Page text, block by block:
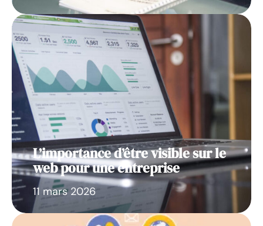
L’importance d’être visible sur le
web pour une entreprise
11 mars 2026